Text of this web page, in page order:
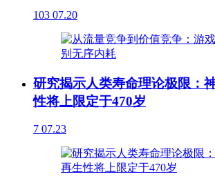
103 07.20
研究揭示人类寿命理论极限：
性将上限定于470岁
7 07.23